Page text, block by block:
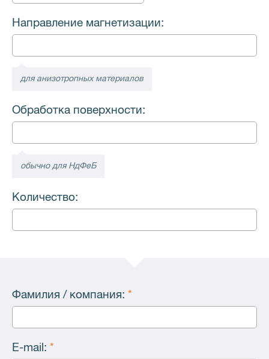
Направление магнетизации:
для анизотропных материалов
Обработка поверхности:
обычно для НдФеБ
Количество:
Фамилия / компания: *
E-mail: *